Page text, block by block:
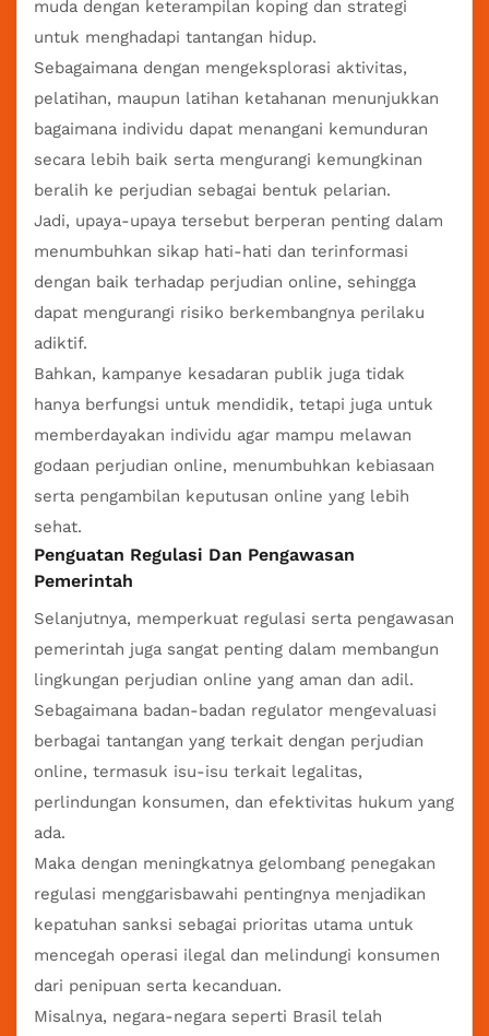
muda dengan keterampilan koping dan strategi
untuk menghadapi tantangan hidup.
Sebagaimana dengan mengeksplorasi aktivitas,
pelatihan, maupun latihan ketahanan menunjukkan
bagaimana individu dapat menangani kemunduran
secara lebih baik serta mengurangi kemungkinan
beralih ke perjudian sebagai bentuk pelarian.
Jadi, upaya-upaya tersebut berperan penting dalam
menumbuhkan sikap hati-hati dan terinformasi
dengan baik terhadap perjudian online, sehingga
dapat mengurangi risiko berkembangnya perilaku
adiktif.
Bahkan, kampanye kesadaran publik juga tidak
hanya berfungsi untuk mendidik, tetapi juga untuk
memberdayakan individu agar mampu melawan
godaan perjudian online, menumbuhkan kebiasaan
serta pengambilan keputusan online yang lebih
sehat.
Penguatan Regulasi Dan Pengawasan
Pemerintah
Selanjutnya, memperkuat regulasi serta pengawasan
pemerintah juga sangat penting dalam membangun
lingkungan perjudian online yang aman dan adil.
Sebagaimana badan-badan regulator mengevaluasi
berbagai tantangan yang terkait dengan perjudian
online, termasuk isu-isu terkait legalitas,
perlindungan konsumen, dan efektivitas hukum yang
ada.
Maka dengan meningkatnya gelombang penegakan
regulasi menggarisbawahi pentingnya menjadikan
kepatuhan sanksi sebagai prioritas utama untuk
mencegah operasi ilegal dan melindungi konsumen
dari penipuan serta kecanduan.
Misalnya, negara-negara seperti Brasil telah